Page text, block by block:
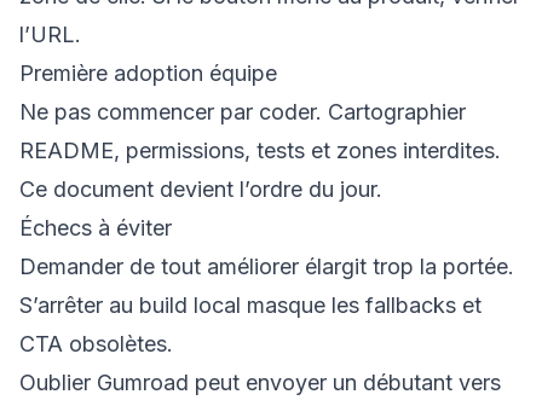
l’URL.
Première adoption équipe
Ne pas commencer par coder. Cartographier
README, permissions, tests et zones interdites.
Ce document devient l’ordre du jour.
Échecs à éviter
Demander de tout améliorer élargit trop la portée.
S’arrêter au build local masque les fallbacks et
CTA obsolètes.
Oublier Gumroad peut envoyer un débutant vers